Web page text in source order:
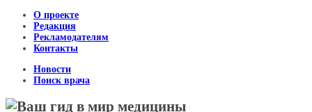
О проекте
Редакция
Рекламодателям
Контакты
Новости
Поиск врача